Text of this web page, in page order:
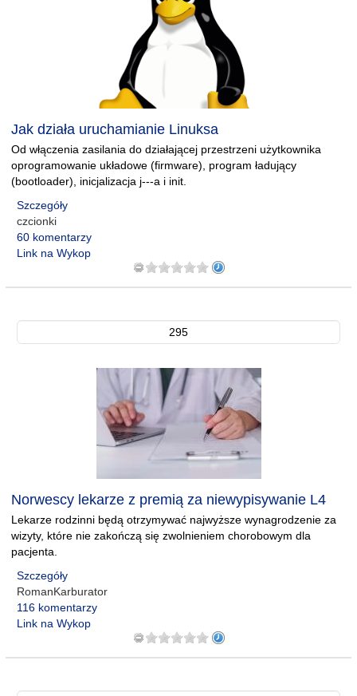
Jak działa uruchamianie Linuksa
Od włączenia zasilania do działającej przestrzeni użytkownika
oprogramowanie układowe (firmware), program ładujący
(bootloader), inicjalizacja j---a i init.
Szczegóły
czcionki
60 komentarzy
Link na Wykop
295
Norwescy lekarze z premią za niewypisywanie L4
Lekarze rodzinni będą otrzymywać najwyższe wynagrodzenie za
wizyty, które nie zakończą się zwolnieniem chorobowym dla
pacjenta.
Szczegóły
RomanKarburator
116 komentarzy
Link na Wykop